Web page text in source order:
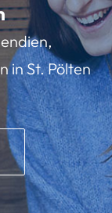
in St. Pölten